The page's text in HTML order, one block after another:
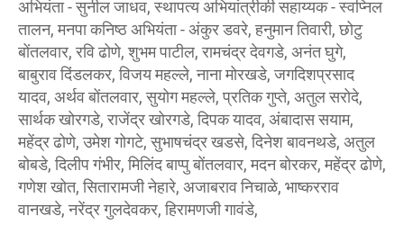
अभियंता - सुनील जाधव, स्थापत्य अभियांत्रीकी सहाय्यक - स्वप्निल
तालन, मनपा कनिष्ठ अभियंता - अंकुर डवरे, हनुमान तिवारी, छोटु
बोंतलवार, रवि ढोणे, शुभम पाटील, रामचंद्र देवगडे, अनंत घुगे,
बाबुराव दिंडलकर, विजय महल्ले, नाना मोरखडे, जगदिशप्रसाद
यादव, अर्थव बोंतलवार, सुयोग महल्ले, प्रतिक गुप्ते, अतुल सरोदे,
सार्थक खोरगडे, राजेंद्र खोरगडे, दिपक यादव, अंबादास सयाम,
महेंद्र ढोणे, उमेश गोगटे, सुभाषचंद्र खडसे, दिनेश बावनथडे, अतुल
बोबडे, दिलीप गंभीर, मिलिंद बाप्पु बोंतलवार, मदन बोरकर, महेंद्र ढोणे,
गणेश खोत, सितारामजी नेहारे, अजाबराव निचाळे, भाष्करराव
वानखडे, नरेंद्र गुलदेवकर, हिरामणजी गावंडे,